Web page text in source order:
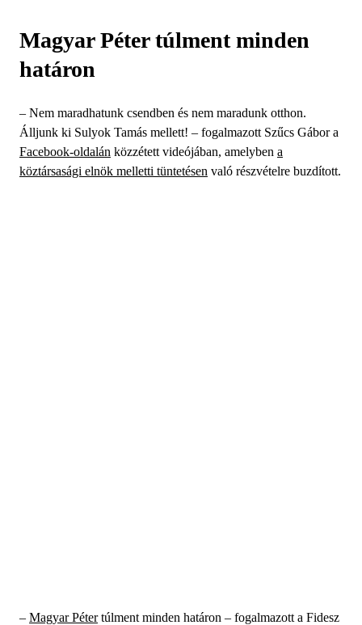
Magyar Péter túlment minden
határon
– Nem maradhatunk csendben és nem maradunk otthon.
Álljunk ki Sulyok Tamás mellett! – fogalmazott Szűcs Gábor a
Facebook-oldalán közzétett videójában, amelyben a
köztársasági elnök melletti tüntetésen való részvételre buzdított.
– Magyar Pétertúlment minden határon – fogalmazott a Fidesz